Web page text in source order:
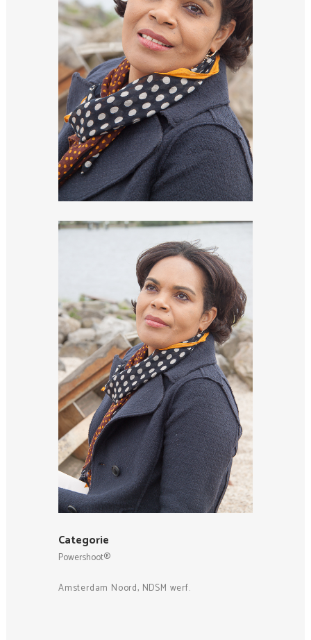
Categorie
Powershoot®
Amsterdam Noord, NDSM werf.